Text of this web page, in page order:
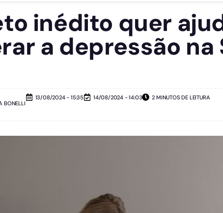
inédito quer
a depressão na
BONELLI
13/08/2024 - 15:35 14/08/2024 - 14:03 2 MINUTOS DE LEITURA